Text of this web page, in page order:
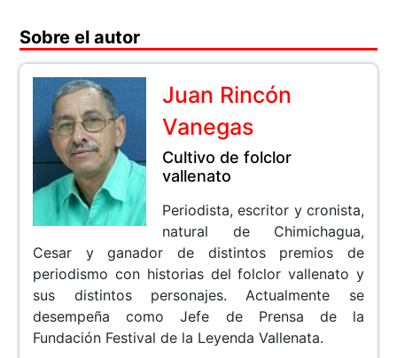
Sobre el autor
Juan Rincón
Vanegas
Cultivo de folclor
vallenato
Periodista, escritor y cronista,
natural de Chimichagua,
Cesar y ganador de distintos premios de
periodismo con historias del folclor vallenato y
sus distintos personajes. Actualmente se
desempeña como Jefe de Prensa de la
Fundación Festival de la Leyenda Vallenata.